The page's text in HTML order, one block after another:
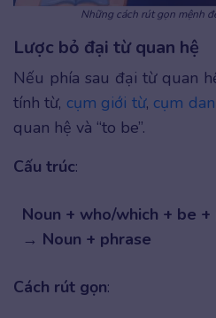
Những cách rút gọn mệnh
Lược bỏ đại từ quan hệ
Nếu phía sau đại từ quan
tính từ, cụm giới từ, cụm
quan hệ và “to be”.
Cấu trúc:
Noun + who/which + be +
→ Noun + phrase
Cách rút gọn: